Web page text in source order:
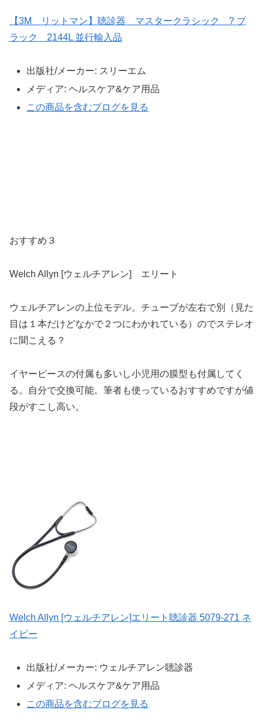
【3M リットマン】聴診器 マスタークラシック ? ブ
ラック 2144L 並行輸入品
出版社/メーカー: スリーエム
メディア: ヘルスケア&ケア用品
この商品を含むブログを見る
おすすめ３
Welch Allyn [ウェルチアレン] エリート
ウェルチアレンの上位モデル。チューブが左右で別（見た
目は１本だけどなかで２つにわかれている）のでステレオ
に聞こえる？
イヤーピースの付属も多いし小児用の膜型も付属してく
る。自分で交換可能。筆者も使っているおすすめですが値
段がすこし高い。
Welch Allyn [ウェルチアレン]エリート聴診器 5079-271 ネ
イビー
出版社/メーカー: ウェルチアレン聴診器
メディア: ヘルスケア&ケア用品
この商品を含むブログを見る